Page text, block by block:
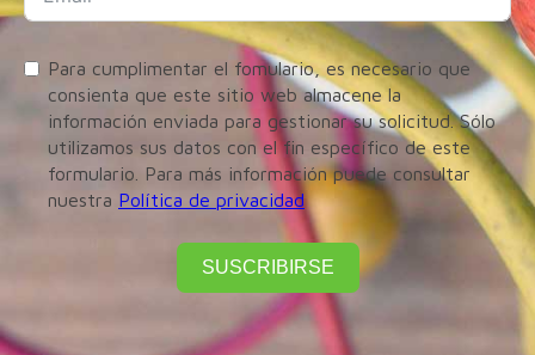
Para cumplimentar el fomulario, es necesario que
consienta que este sitio web almacene la
información enviada para gestionar su solicitud. Sólo
utilizamos sus datos con el fin específico de este
formulario. Para más información puede consultar
nuestra Política de privacidad
SUSCRIBIRSE